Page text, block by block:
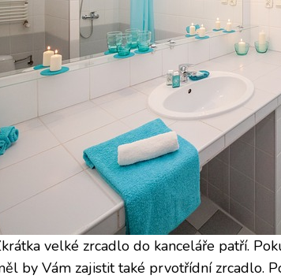
velké zrcadlo do kanceláře patří.
by Vám zajistit také prvotřídní zrcadlo.